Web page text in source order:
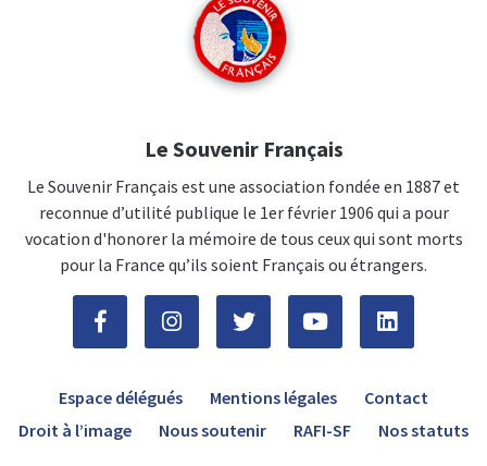
Le Souvenir Français
Le Souvenir Français est une association fondée en 1887 et
reconnue d’utilité publique le 1er février 1906 qui a pour
vocation d'honorer la mémoire de tous ceux qui sont morts
pour la France qu’ils soient Français ou étrangers.
Espace délégués Mentions légales
Contact
Droit à l’image
Nous soutenir RAFI-SF Nos statuts